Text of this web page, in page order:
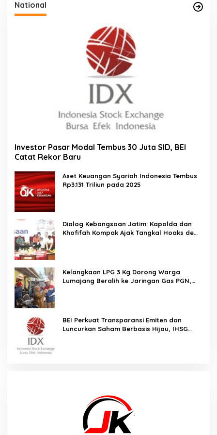
National
Investor Pasar Modal Tembus 30 Juta SID, BEI
Catat Rekor Baru
Aset Keuangan Syariah Indonesia Tembus
Rp3.131 Triliun pada 2025
Dialog Kebangsaan Jatim: Kapolda dan
Khofifah Kompak Ajak Tangkal Hoaks demi
Kelangkaan LPG 3 Kg Dorong Warga
Lumajang Beralih ke Jaringan Gas PGN,
BEI Perkuat Transparansi Emiten dan
Luncurkan Saham Berbasis Hijau, IHSG